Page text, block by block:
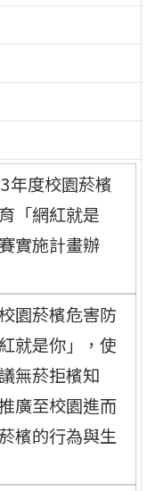
年度校園菸檳
「網紅就是
實施計畫辦
園菸檳危害防
就是你」，使
無菸拒檳知
廣至校園進而
檳的行為與生